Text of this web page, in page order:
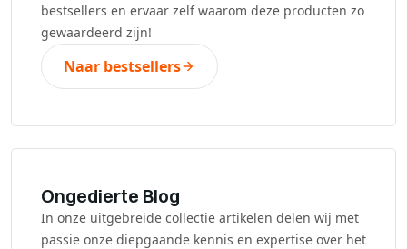
bestsellers en ervaar zelf waarom deze producten zo
gewaardeerd zijn!
Naar bestsellers
Ongedierte Blog
In onze uitgebreide collectie artikelen delen wij met
passie onze diepgaande kennis en expertise over het